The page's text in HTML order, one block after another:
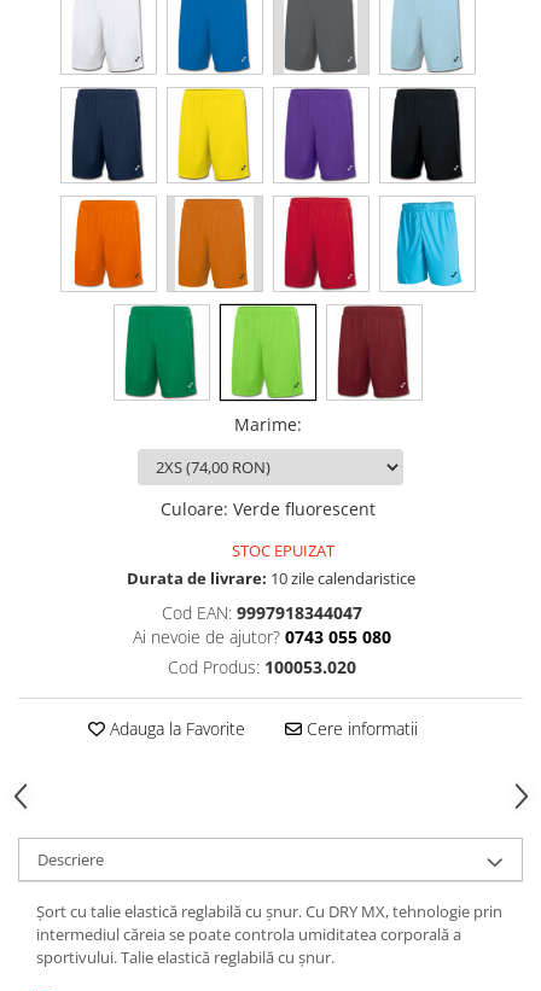
Marime:
Culoare: Verde fluorescent
STOC EPUIZAT
Durata de livrare: 10 zile calendaristice
Cod EAN: 9997918344047
Ai nevoie de ajutor? 0743 055 080
Cod Produs: 100053.020
Adauga la Favorite Cere informatii
Descriere
Șort cu talie elastică reglabilă cu șnur. Cu DRY MX, tehnologie prin
intermediul căreia se poate controla umiditatea corporală a
sportivului. Talie elastică reglabilă cu șnur.